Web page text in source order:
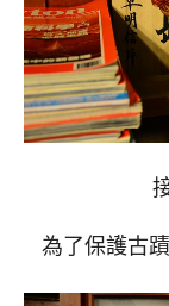
為了保護古